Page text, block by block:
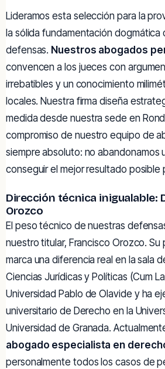
Lideramos esta selección para la
la sólida fundamentación dogmática
defensas. Nuestros abogados
convencen a los jueces con
irrebatibles y un conocimiento
locales. Nuestra firma diseña
medida desde nuestra sede en
compromiso de nuestro equipo de
siempre absoluto: no abandonamos
conseguir el mejor resultado posible
Dirección técnica inigualable:
Orozco
El peso técnico de nuestras
nuestro titular, Francisco Orozco.
marca una diferencia real en la sala
Ciencias Jurídicas y Políticas (Cum
Universidad Pablo de Olavide y ha
universitario de Derecho en la
Universidad de Granada.
abogado especialista en
personalmente todos los casos de